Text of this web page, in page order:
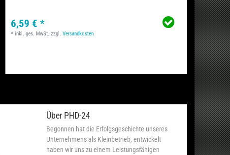
6,59 € *
* inkl. ges. MwSt. zzgl. Versandkosten *inkl.
Über PHD-24
Begonnen hat die Erfolgsgeschichte unseres
Unternehmens als Kleinbetrieb, entwickelt
haben wir uns zu einem Leistungsfähigen